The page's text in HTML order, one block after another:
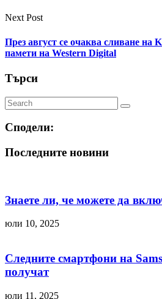
Next Post
През август се очаква сливане на
памети на Western Digital
Търси
Сподели:
Последните новини
Знаете ли, че можете да
юли 10, 2025
Следните смартфони на
получат
юли 11, 2025